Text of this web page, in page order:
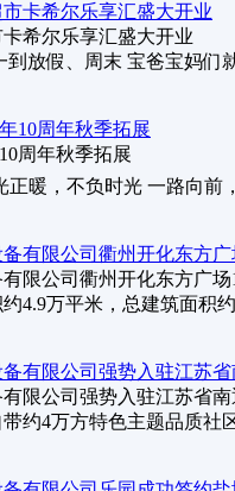
希尔乐享汇盛大开业
放假、周末 宝爸宝妈们
周年秋季拓展
负时光 一路向前，未
限公司衢州开化东方广场
4.9万平米，总建筑面积
有限公司强势入驻江苏省
约4万方特色主题品质社